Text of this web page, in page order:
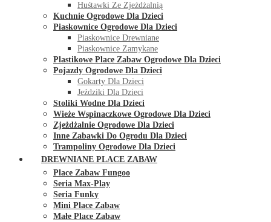
Huśtawki Ze Zjeżdżalnią
Kuchnie Ogrodowe Dla Dzieci
Piaskownice Ogrodowe Dla Dzieci
Piaskownice Drewniane
Piaskownice Zamykane
Plastikowe Place Zabaw Ogrodowe Dla Dzieci
Pojazdy Ogrodowe Dla Dzieci
Gokarty Dla Dzieci
Jeździki Dla Dzieci
Stoliki Wodne Dla Dzieci
Wieże Wspinaczkowe Ogrodowe Dla Dzieci
Zjeżdżalnie Ogrodowe Dla Dzieci
Inne Zabawki Do Ogrodu Dla Dzieci
Trampoliny Ogrodowe Dla Dzieci
DREWNIANE PLACE ZABAW
Place Zabaw Fungoo
Seria Max-Play
Seria Funky
Mini Place Zabaw
Małe Place Zabaw